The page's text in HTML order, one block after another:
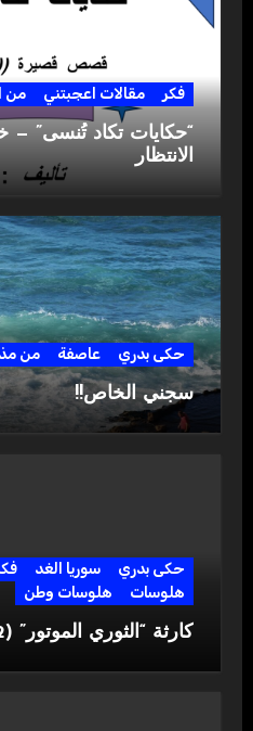
فكر مقالات اعجبتني من
“حكايات تكاد تُنسى”
الانتظار
حكى بدري عاصفة من
سجني الخاص!!
حكى بدري سوريا الغد
هلوسات
هلوسات وطن
كارثة “الثوري الموتور” (2) :الخوارج…